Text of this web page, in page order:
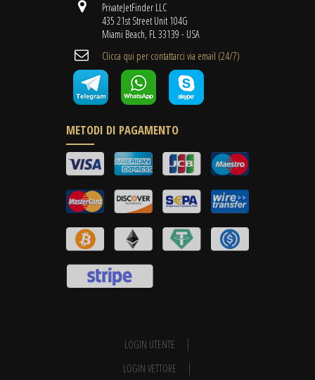
PrivateJetFinder LLC
435 21st Street Unit 104G
Miami Beach, FL 33139 - USA
Clicca qui per contattarci via email (24/7)
METODI DI PAGAMENTO
LOGIN UTENTE
LOGIN VETTORE